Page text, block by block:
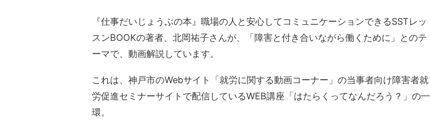
『仕事だいじょうぶの本』職場の人と安心してコミュニケーションできるSSTレッ
スンBOOKの著者、北岡祐子さんが、「障害と付き合いながら働くために」とのテ
ーマで、動画解説しています。
これは、神戸市のWebサイト「就労に関する動画コーナー」の当事者向け障害者就
労促進セミナーサイトで配信しているWEB講座「はたらくってなんだろう？」の一
環。